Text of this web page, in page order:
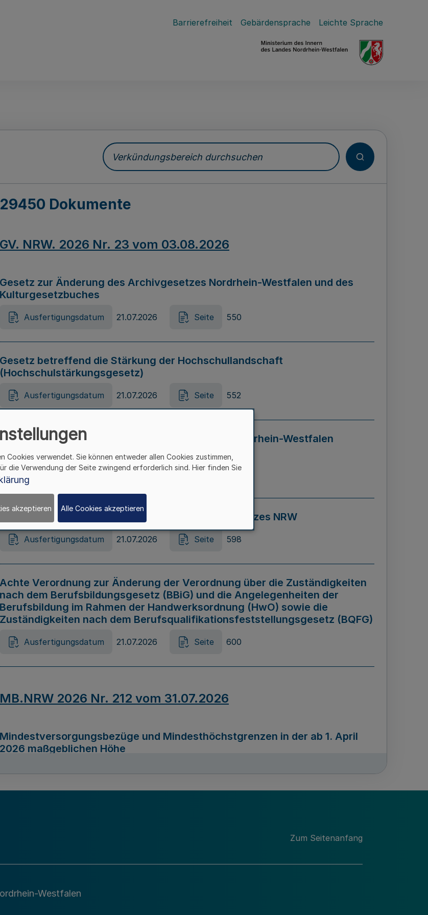
Barrierefreiheit Gebärdensprache Leichte Sprache
Verkündungsbereich durchsuchen
29450 Dokumente
GV. NRW. 2026 Nr. 23 vom 03.08.2026
Gesetz zur Änderung des Archivgesetzes Nordrhein-Westfalen und des
Kulturgesetzbuches
Ausfertigungsdatum 21.07.2026 Seite 550
Gesetz betreffend die Stärkung der Hochschullandschaft
(Hochschulstärkungsgesetz)
Ausfertigungsdatum 21.07.2026 Seite 552
Gesetz zur Vermeidung von Diskriminierung in Nordrhein-Westfalen
(Landesantidiskriminierungsgesetz – LADG NRW)
Ausfertigungsdatum 21.07.2026 Seite 595
Gesetz zur Änderung des Online-Casinospiel Gesetzes NRW
Ausfertigungsdatum 21.07.2026 Seite 598
Achte Verordnung zur Änderung der Verordnung über die Zuständigkeiten
nach dem Berufsbildungsgesetz (BBiG) und die Angelegenheiten der
Berufsbildung im Rahmen der Handwerksordnung (HwO) sowie die
Zuständigkeiten nach dem Berufsqualifikationsfeststellungsgesetz (BQFG)
Ausfertigungsdatum 21.07.2026 Seite 600
MB.NRW 2026 Nr. 212 vom 31.07.2026
Mindestversorgungsbezüge und Mindesthöchstgrenzen in der ab 1. April
2026 maßgeblichen Höhe
Richtlinie zur Durchführung des Förderprogramms „Mittelstand Innovativ &
Zum Seitenanfang
Westfalen
Cookies verwendet. Sie können entweder allen Cookies zustimmen,
die Verwendung der Seite zwingend erforderlich sind. Hier finden Sie
akzeptieren Alle Cookies akzeptieren